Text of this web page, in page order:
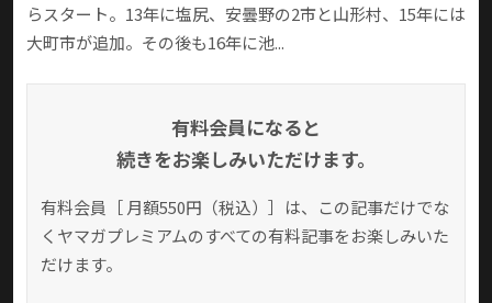
らスタート。13年に塩尻、安曇野の2市と山形村、15年には
大町市が追加。その後も16年に池...
有料会員になると
続きをお楽しみいただけます。
有料会員［ 月額550円（税込）］は、この記事だけでな
く ヤマガプレミアムのすべての有料記事をお楽しみいた
だけます。